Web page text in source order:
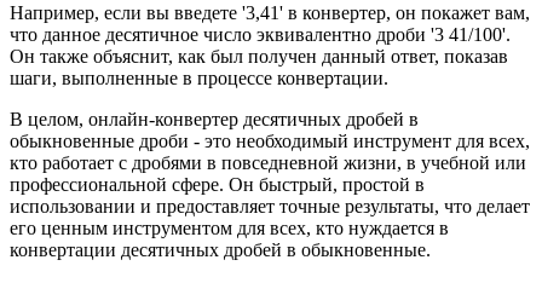
Например, если вы введете '3,41' в конвертер, он покажет вам,
что данное десятичное число эквивалентно дроби '3 41/100'.
Он также объяснит, как был получен данный ответ, показав
шаги, выполненные в процессе конвертации.
В целом, онлайн-конвертер десятичных дробей в
обыкновенные дроби - это необходимый инструмент для всех,
кто работает с дробями в повседневной жизни, в учебной или
профессиональной сфере. Он быстрый, простой в
использовании и предоставляет точные результаты, что делает
его ценным инструментом для всех, кто нуждается в
конвертации десятичных дробей в обыкновенные.